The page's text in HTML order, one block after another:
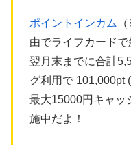
ポイントインカム
由でライフカード
翌月末までに合計
グ利用で 101,000pt
最大15000円キャッ
施中だよ！